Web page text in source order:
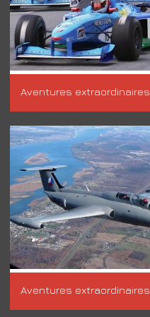
Aventures extraordinaires
Aventures extraordinaires